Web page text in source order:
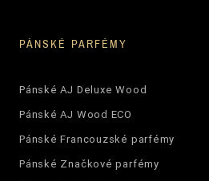
PÁNSKÉ PARFÉMY
Pánské AJ Deluxe Wood
Pánské AJ Wood ECO
Pánské Francouzské parfémy
Pánské Značkové parfémy